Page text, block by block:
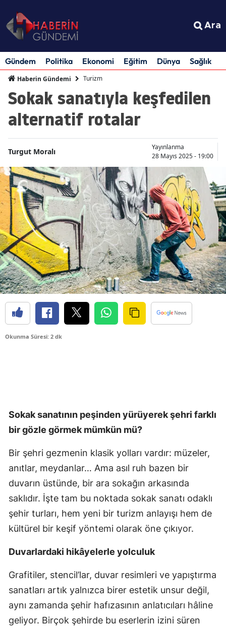
Ara
Gündem Politika Ekonomi Eğitim Dünya Sağlık
Haberin Gündemi Turizm
Sokak sanatıyla keşfedilen
alternatif rotalar
Turgut Moralı
Yayınlanma
28 Mayıs 2025 - 19:00
Okunma Süresi: 2 dk
Sokak sanatının peşinden yürüyerek şehri farklı
bir gözle görmek mümkün mü?
Bir şehri gezmenin klasik yolları vardır: müzeler,
anıtlar, meydanlar… Ama asıl ruh bazen bir
duvarın üstünde, bir ara sokağın arkasında
saklıdır. İşte tam bu noktada sokak sanatı odaklı
şehir turları, hem yeni bir turizm anlayışı hem de
kültürel bir keşif yöntemi olarak öne çıkıyor.
Duvarlardaki hikâyelerle yolculuk
Grafitiler, stencil’lar, duvar resimleri ve yapıştırma
sanatları artık yalnızca birer estetik unsur değil,
aynı zamanda şehir hafızasının anlatıcıları hâline
geliyor. Birçok şehirde bu eserlerin izini süren